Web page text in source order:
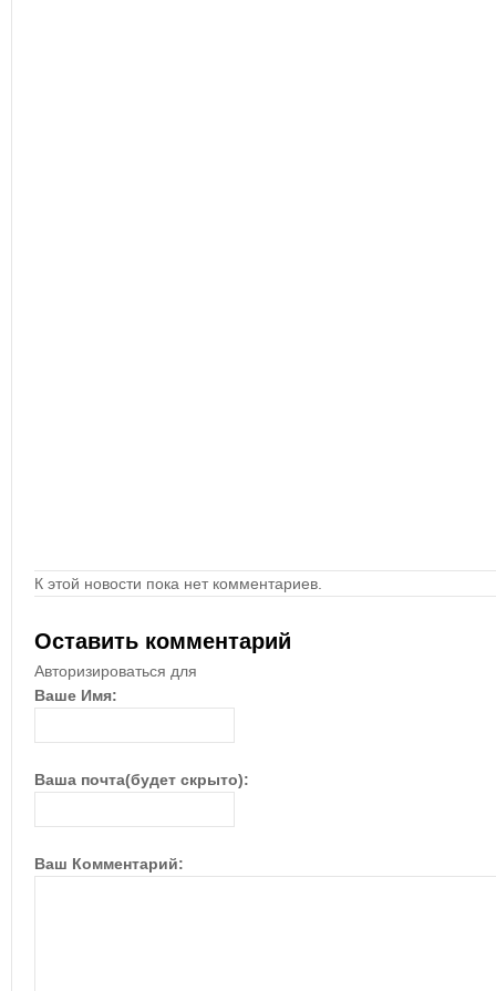
К этой новости пока нет комментариев.
Оставить комментарий
Авторизироваться для
Ваше Имя:
Ваша почта(будет скрыто):
Ваш Комментарий: